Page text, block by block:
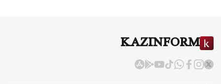
KAZINFORM